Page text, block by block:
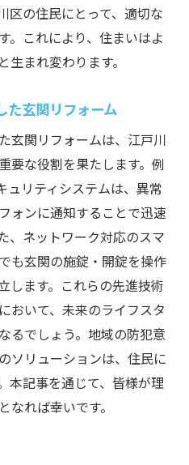
区の住民にとって、適切な
。これにより、住まいはよ
生まれ変わります。
た玄関リフォーム
玄関リフォームは、江戸川
要な役割を果たします。例
ュリティシステムは、異常
ォンに通知することで迅速
、ネットワーク対応のスマ
も玄関の施錠・開錠を操作
します。これらの先進技術
おいて、未来のライフスタ
るでしょう。地域の防犯意
ソリューションは、住民に
本記事を通じて、皆様が理
れば幸いです。